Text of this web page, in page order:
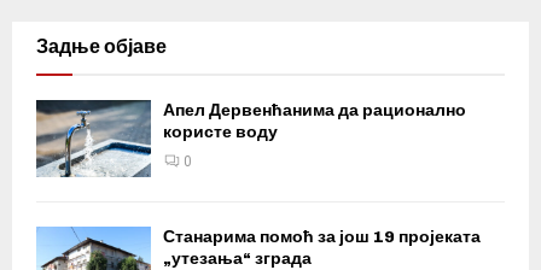
Задње објаве
Апел Дервенћанима да рационално
користе воду
0
Станарима помоћ за још 19 пројеката
„утезања“ зграда